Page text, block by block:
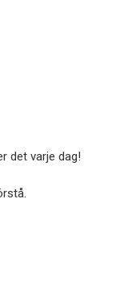
det varje dag!